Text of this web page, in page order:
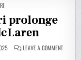
prolonge
LEAVE A COMMENTON
OFFICIEL